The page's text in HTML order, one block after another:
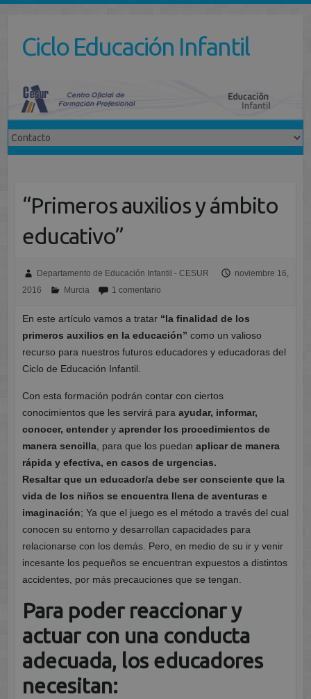
contenidoCiclo Educación Infantil
“Primeros auxilios y ámbito
educativo”
Departamento de Educación Infantil - CESUR
noviembre 16,
2016
Murcia 1 comentario
En este artículo vamos a tratar “la finalidad de los
primeros auxilios en la educación” como un valioso
recurso para nuestros futuros educadores y educadoras del
Ciclo de Educación Infantil.
Con esta formación podrán contar con ciertos
conocimientos que les servirá para ayudar, informar,
conocer, entenderyaprender los procedimientos de
manera sencilla, para que los puedan aplicar de manera
rápida y efectiva, en casos de urgencias.
Resaltar que un educador/a debe ser consciente que la
vida de los niños se encuentra llena de aventuras e
imaginación; Ya que el juego es el método a través del cual
conocen su entorno y desarrollan capacidades para
relacionarse con los demás. Pero, en medio de su ir y venir
incesante los pequeños se encuentran expuestos a distintos
accidentes, por más precauciones que se tengan.
Para poder reaccionar y
actuar con una conducta
adecuada, los educadores
necesitan: